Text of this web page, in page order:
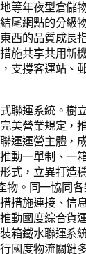
等年夜型倉儲
尾網點的分級
西的品質成長
施共享共用新
支撐客運站、
聯運系統。樹
美營業規定，
運運營主體，
動一單制、一
式，立異打造
物。同一協同
措施連接、信
動國度綜合貨
箱鐵水聯運系
國度物流關鍵